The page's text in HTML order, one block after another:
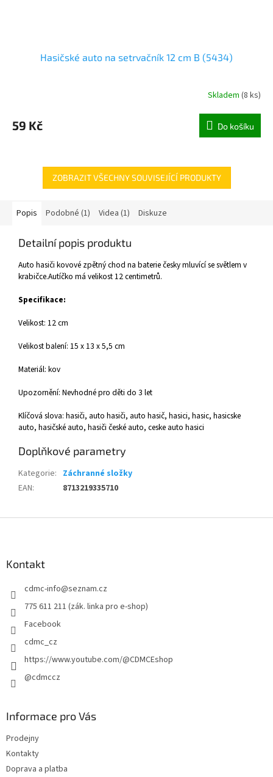
Hasičské auto na setrvačník 12 cm B (5434)
Skladem (8 ks)
59 Kč Do košíku
ZOBRAZIT VŠECHNY SOUVISEJÍCÍ PRODUKTY
Popis Podobné (1) Videa (1) Diskuze
Detailní popis produktu
Auto hasiči kovové zpětný chod na baterie česky mluvící se světlem v
krabičce.Autíčko má velikost 12 centimetrů.
Specifikace:
Velikost: 12 cm
Velikost balení: 15 x 13 x 5,5 cm
Materiál: kov
Upozornění: Nevhodné pro děti do 3 let
Klíčová slova: hasiči, auto hasiči, auto hasič, hasici, hasic, hasicske
auto, hasičské auto, hasiči české auto, ceske auto hasici
Doplňkové parametry
Kategorie: Záchranné složky
EAN: 8713219335710
Kontakt
cdmc-info@seznam.cz
775 611 211 (zák. linka pro e-shop)
Facebook
cdmc_cz
https://www.youtube.com/@CDMCEshop
@cdmccz
Informace pro Vás
Prodejny
Kontakty
Doprava a platba